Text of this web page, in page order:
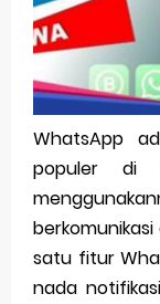
Aplikasi Togel
Siap Video
WhatsApp
populer di
satu fitur
nada